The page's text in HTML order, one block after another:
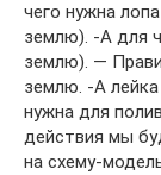
чего нужна
землю). -А для
землю). —
землю. -А
нужна для
действия мы
на схему-